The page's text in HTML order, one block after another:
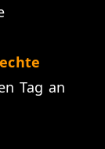
echte
Tag an